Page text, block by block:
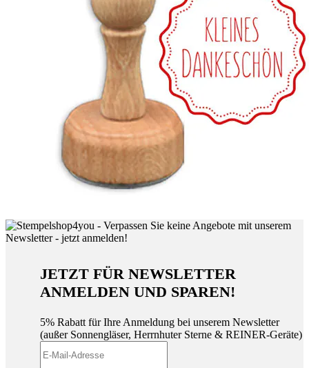
JETZT FÜR NEWSLETTER
ANMELDEN UND SPAREN!
5% Rabatt für Ihre Anmeldung bei unserem Newsletter
(außer Sonnengläser, Herrnhuter Sterne & REINER-Geräte)